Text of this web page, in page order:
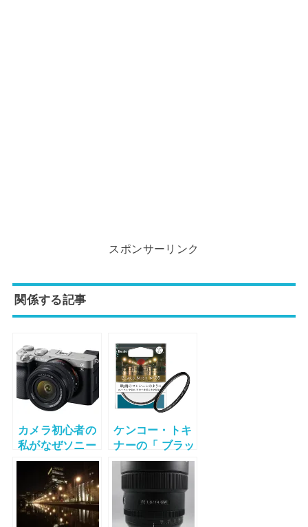
スポンサーリンク
関係する記事
カメラ初心者の
私がなぜソニー
のα7Cを購入し
たのかと、最初
に買ったレンズ
と追加で買った
レンズ！
ケンコー・トキ
ナーの「 ブラッ
クミストNo.05
67mm」レビュ
ー